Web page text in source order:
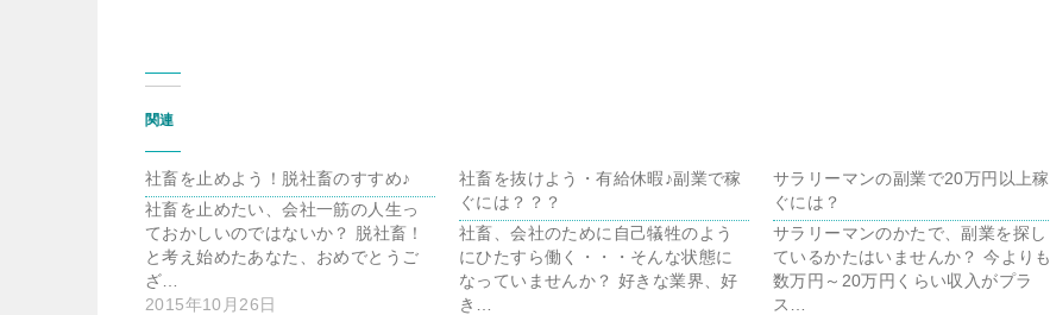
関連
社畜を止めよう！脱社畜のすすめ♪
社畜を止めたい、会社一筋の人生っ
ておかしいのではないか？ 脱社畜！
と考え始めたあなた、おめでとうご
ざ…
2015年10月26日
社畜を抜けよう・有給休暇♪副業で稼
ぐには？？？
社畜、会社のために自己犠牲のよう
にひたすら働く・・・そんな状態に
なっていませんか？ 好きな業界、好
き…
サラリーマンの副業で20万円以上稼
ぐには？
サラリーマンのかたで、副業を探し
ているかたはいませんか？ 今よりも
数万円～20万円くらい収入がプラ
ス…